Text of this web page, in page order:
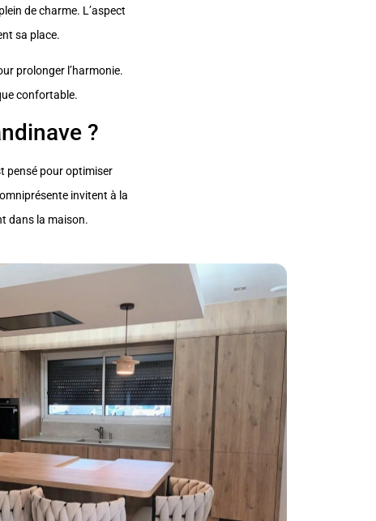
de charme. L’aspect
sa place.
prolonger l’harmonie.
confortable.
?
pensé pour optimiser
invitent à la
dans la maison.